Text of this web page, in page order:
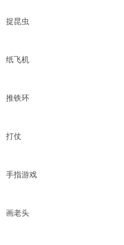
捉昆虫
纸飞机
推铁环
打仗
手指游戏
画老头